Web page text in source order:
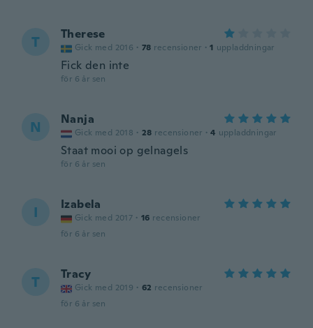
T Therese
Gick med 2016 · 78 recensioner · 1 uppladdningar
Fick den inte
för 6 år sen
N Nanja
Gick med 2018 · 28 recensioner · 4 uppladdningar
Staat mooi op gelnagels
för 6 år sen
I Izabela
Gick med 2017 · 16 recensioner
för 6 år sen
T Tracy
Gick med 2019 · 62 recensioner
för 6 år sen